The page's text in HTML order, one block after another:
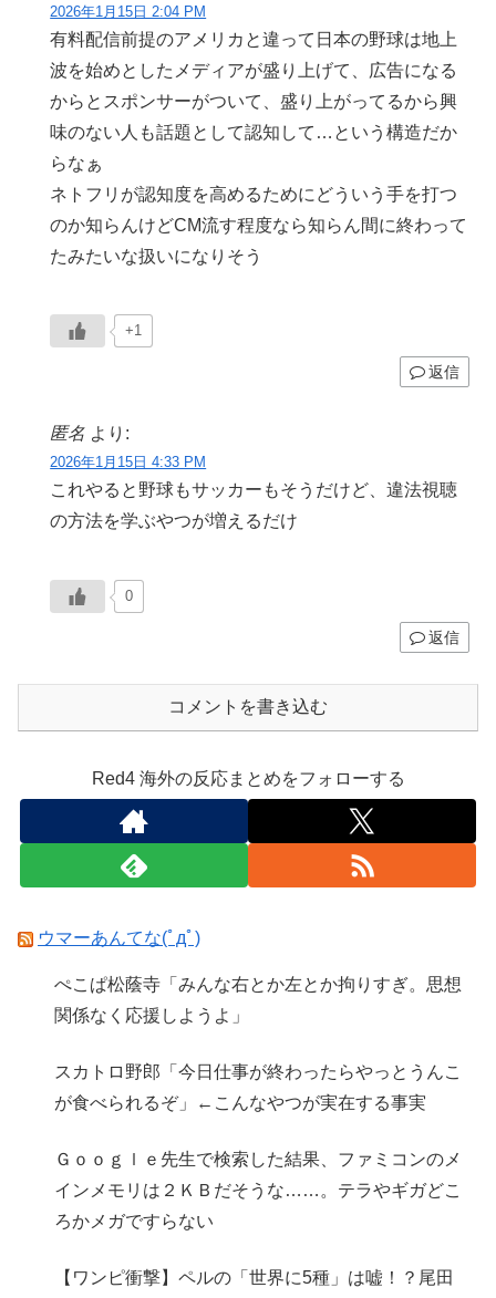
2026年1月15日 2:04 PM
有料配信前提のアメリカと違って日本の野球は地上
波を始めとしたメディアが盛り上げて、広告になる
からとスポンサーがついて、盛り上がってるから興
味のない人も話題として認知して…という構造だか
らなぁ
ネトフリが認知度を高めるためにどういう手を打つ
のか知らんけどCM流す程度なら知らん間に終わって
たみたいな扱いになりそう
+1
返信
匿名 より:
2026年1月15日 4:33 PM
これやると野球もサッカーもそうだけど、違法視聴
の方法を学ぶやつが増えるだけ
0
返信
コメントを書き込む
Red4 海外の反応まとめをフォローする
ウマーあんてな(ﾟдﾟ)
ぺこぱ松蔭寺「みんな右とか左とか拘りすぎ。思想
関係なく応援しようよ」
スカトロ野郎「今日仕事が終わったらやっとうんこ
が食べられるぞ」←こんなやつが実在する事実
Ｇｏｏｇｌｅ先生で検索した結果、ファミコンのメ
インメモリは２ＫＢだそうな……。テラやギガどこ
ろかメガですらない
【ワンピ衝撃】ペルの「世界に5種」は嘘！？尾田